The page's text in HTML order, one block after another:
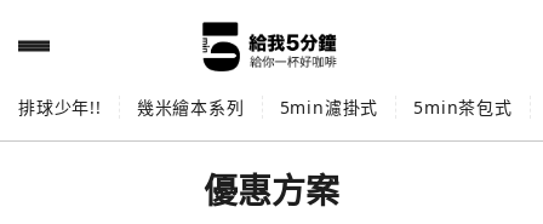
排球少年!! 幾米繪本系列 5min濾掛式 5min茶包式
優惠方案